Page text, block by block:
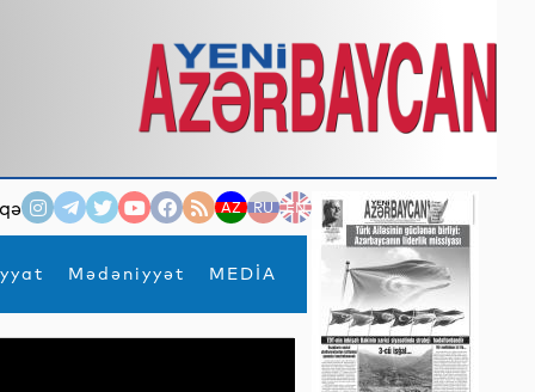
AZ RU EN
Mədəniyyət MEDİA
×